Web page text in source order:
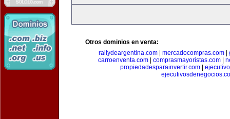
Otros dominios en venta:
rallydeargentina.com
mercadocompras.com
carroenventa.com| comprasmayoristas.com|
propiedadesparainvertir.com